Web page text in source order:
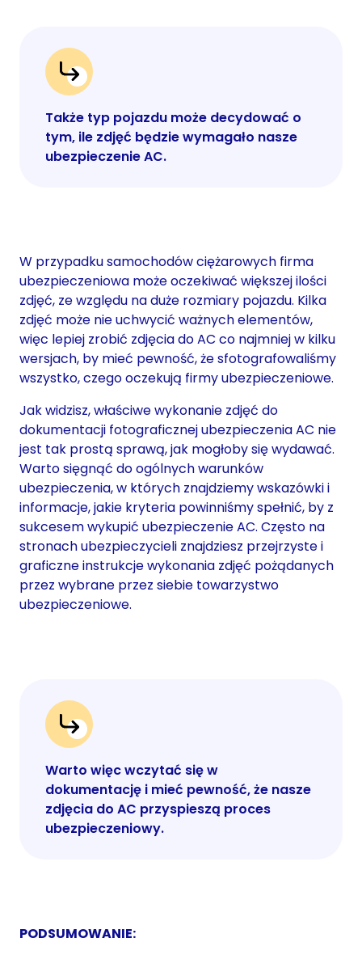
Także typ pojazdu może decydować o
tym, ile zdjęć będzie wymagało nasze
ubezpieczenie AC.
W przypadku samochodów ciężarowych firma
ubezpieczeniowa może oczekiwać większej ilości
zdjęć, ze względu na duże rozmiary pojazdu. Kilka
zdjęć może nie uchwycić ważnych elementów,
więc lepiej zrobić zdjęcia do AC co najmniej w kilku
wersjach, by mieć pewność, że sfotografowaliśmy
wszystko, czego oczekują firmy ubezpieczeniowe.
Jak widzisz, właściwe wykonanie zdjęć do
dokumentacji fotograficznej ubezpieczenia AC nie
jest tak prostą sprawą, jak mogłoby się wydawać.
Warto sięgnąć do ogólnych warunków
ubezpieczenia, w których znajdziemy wskazówki i
informacje, jakie kryteria powinniśmy spełnić, by z
sukcesem wykupić ubezpieczenie AC. Często na
stronach ubezpieczycieli znajdziesz przejrzyste i
graficzne instrukcje wykonania zdjęć pożądanych
przez wybrane przez siebie towarzystwo
ubezpieczeniowe.
Warto więc wczytać się w
dokumentację i mieć pewność, że nasze
zdjęcia do AC przyspieszą proces
ubezpieczeniowy.
PODSUMOWANIE: